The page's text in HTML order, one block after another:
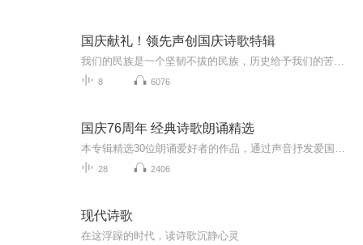
国庆献礼！领先声创国庆诗歌特辑
8 6076
国庆76周年 经典诗歌朗诵精选
28 2406
现代诗歌
在这浮躁的时代，读诗歌沉静心灵